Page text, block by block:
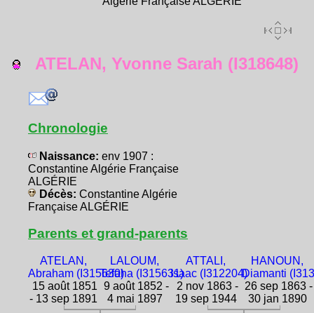
ATELAN, Yvonne Sarah (I318648)
Chronologie
Naissance: env 1907 :
Constantine Algérie Française
ALGÉRIE
Décès: Constantine Algérie
Française ALGÉRIE
Parents et grand-parents
ATELAN,
Abraham (I315630)
15 août 1851
- 13 sep 1891
LALOUM,
Tefaha (I315631)
9 août 1852 -
4 mai 1897
ATTALI,
Isaac (I312204)
2 nov 1863 -
19 sep 1944
HANOUN,
Diamanti
26 sep 1863 -
30 jan 1890